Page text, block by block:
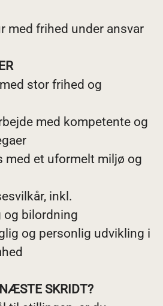
med frihed under ansvar
stor frihed og
med kompetente og
med et uformelt miljø og
inkl.
og bilordning
og personlig udvikling i
SKRIDT?